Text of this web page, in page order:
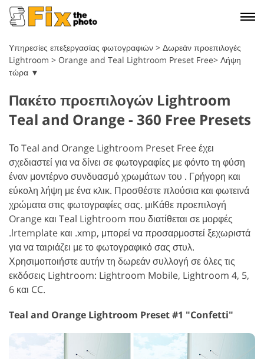
Υπηρεσίες επεξεργασίας φωτογραφιών > Δωρεάν προεπιλογές
Lightroom > Orange and Teal Lightroom Preset Free> Λήψη
τώρα ▼
Πακέτο προεπιλογών Lightroom
Teal and Orange - 360 Free Presets
Το Teal and Orange Lightroom Preset Free έχει
σχεδιαστεί για να δίνει σε φωτογραφίες με φόντο τη φύση
έναν μοντέρνο συνδυασμό χρωμάτων του . Γρήγορη και
εύκολη λήψη με ένα κλικ. Προσθέστε πλούσια και φωτεινά
χρώματα στις φωτογραφίες σας. μιΚάθε προεπιλογή
Orange και Teal Lightroom που διατίθεται σε μορφές
.lrtemplate και .xmp, μπορεί να προσαρμοστεί ξεχωριστά
για να ταιριάζει με το φωτογραφικό σας στυλ.
Χρησιμοποιήστε αυτήν τη δωρεάν συλλογή σε όλες τις
εκδόσεις Lightroom: Lightroom Mobile, Lightroom 4, 5,
6 και CC.
Teal and Orange Lightroom Preset #1 "Confetti"